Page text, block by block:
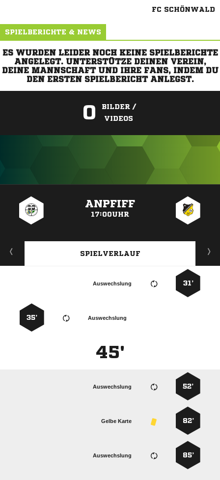
FC SCHÖNWALD
SPIELBERICHTE & NEWS
ES WURDEN LEIDER NOCH KEINE SPIELBERICHTE
ANGELEGT. UNTERSTÜTZE DEINEN VEREIN,
DEINE MANNSCHAFT UND IHRE FANS, INDEM DU
DEN ERSTEN SPIELBERICHT ANLEGST.
0
BILDER /
VIDEOS
ANPFIFF
17:00UHR
SPIELVERLAUF
31’
Auswechslung
Auswechslung
35’
45'
52’
Auswechslung
82’
Gelbe Karte
85’
Auswechslung